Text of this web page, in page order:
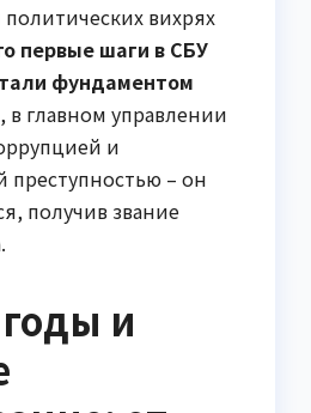
вихрях
первые шаги в СБУ
фундаментом
в главном управлении
и
преступностью – он
получив звание
и